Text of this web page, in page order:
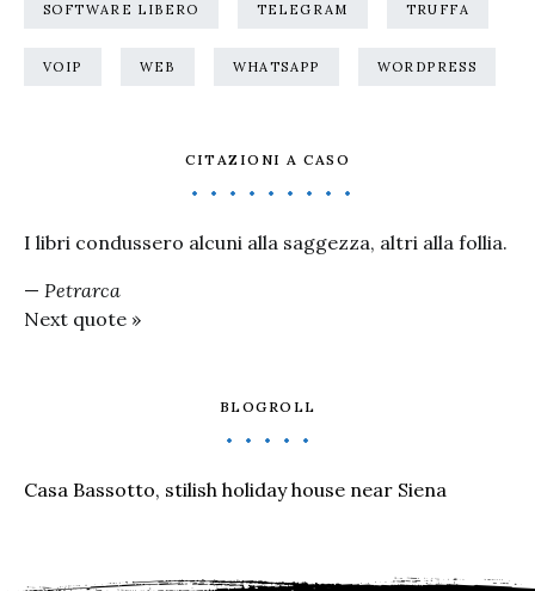
SOFTWARE LIBERO TELEGRAM TRUFFA
VOIP WEB WHATSAPP WORDPRESS
CITAZIONI A CASO
I libri condussero alcuni alla saggezza, altri alla follia.
— Petrarca
Next quote »
BLOGROLL
Casa Bassotto, stilish holiday house near Siena